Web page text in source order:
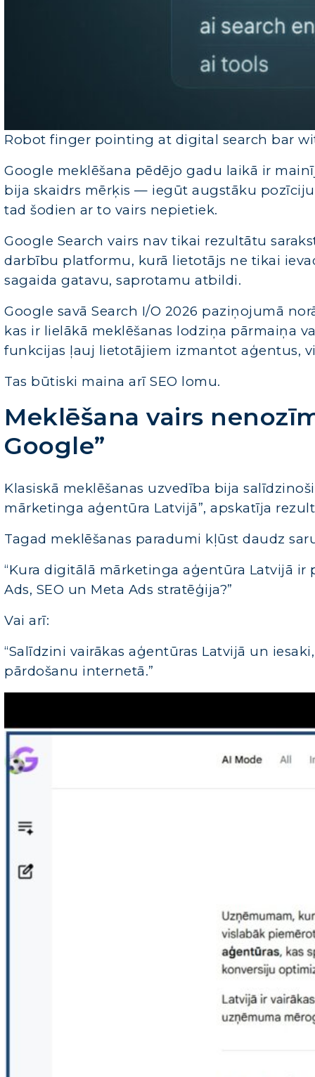
Robot finger pointing at digital search bar
Google meklēšana pēdējo gadu laikā ir
bija skaidrs mērķis — iegūt augstāku
tad šodien ar to vairs nepietiek.
Google Search vairs nav tikai rezultātu
darbību platformu, kurā lietotājs ne tikai
sagaida gatavu, saprotamu atbildi.
Google savā Search I/O 2026 paziņojumā
kas ir lielākā meklēšanas lodziņa pārmaiņa
funkcijas ļauj lietotājiem izmantot aģentus,
Tas būtiski maina arī SEO lomu.
Meklēšana vairs
Google”
Klasiskā meklēšanas uzvedība bija
mārketinga aģentūra Latvijā”, apskatīja
Tagad meklēšanas paradumi kļūst daudz
“Kura digitālā mārketinga aģentūra Latvijā
Ads, SEO un Meta Ads stratēģija?”
Vai arī:
“Salīdzini vairākas aģentūras Latvijā un
pārdošanu internetā.”